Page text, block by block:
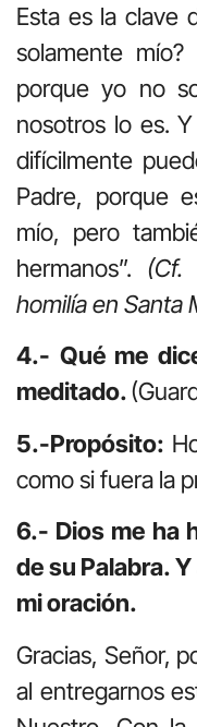
Esta es la clave
solamente
porque yo no
nosotros lo es.
difícilmente
Padre, porque
mío, pero
hermanos”. (Cf.
homilía en Santa
4.- Qué me
meditado.
5.-Propósito:
como si fuera la
6.- Dios me ha
de su Palabra.
mi oración.
Gracias, Señor,
al entregarnos